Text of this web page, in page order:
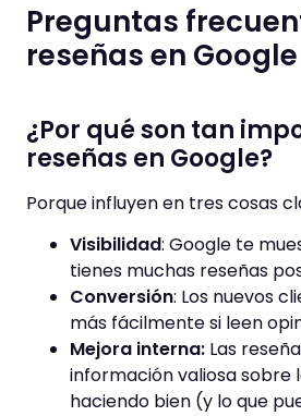
Preguntas
reseñas en Google
¿Por qué son tan
reseñas en Google?
Porque influyen en tres cosas
Visibilidad: Google te
tienes muchas reseñas
Conversión: Los nuevos
más fácilmente si leen
Mejora interna: Las
información valiosa sobre
haciendo bien (y lo que